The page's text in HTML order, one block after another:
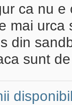
ca nu e
mai urca
din
sunt